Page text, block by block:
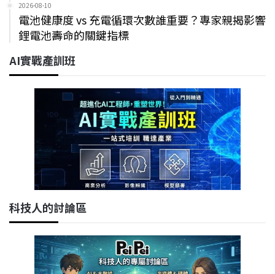
2026-08-10
電池健康度 vs 充電循環次數誰重要？專家親揭影響
鋰電池壽命的關鍵指標
AI實戰產訓班
科技人的討論區